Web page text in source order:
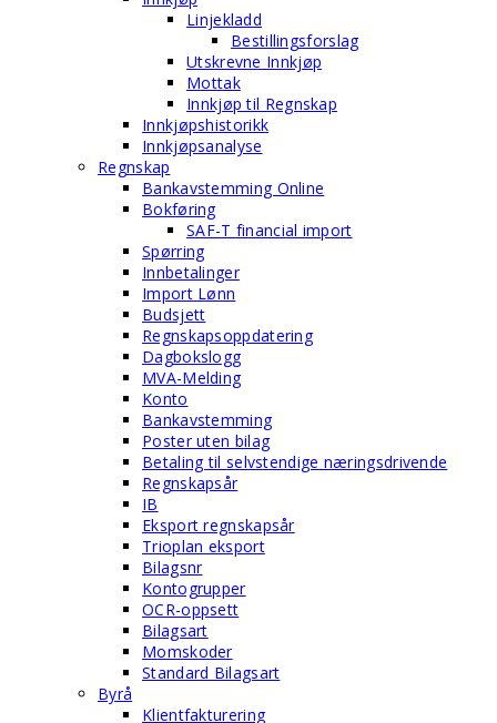
Linjekladd
Bestillingsforslag
Utskrevne Innkjøp
Mottak
Innkjøp til Regnskap
Innkjøpshistorikk
Innkjøpsanalyse
Regnskap
Bankavstemming Online
Bokføring
SAF-T financial import
Spørring
Innbetalinger
Import Lønn
Budsjett
Regnskapsoppdatering
Dagbokslogg
MVA-Melding
Konto
Bankavstemming
Poster uten bilag
Betaling til selvstendige næringsdrivende
Regnskapsår
IB
Eksport regnskapsår
Trioplan eksport
Bilagsnr
Kontogrupper
OCR-oppsett
Bilagsart
Momskoder
Standard Bilagsart
Byrå
Klientfakturering